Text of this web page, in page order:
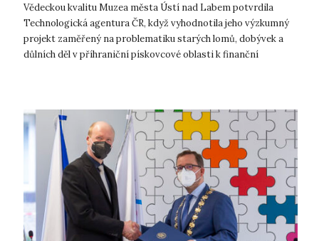
Vědeckou kvalitu Muzea města Ústí nad Labem potvrdila
Technologická agentura ČR, když vyhodnotila jeho výzkumný
projekt zaměřený na problematiku starých lomů, dobývek a
důlních děl v příhraniční pískovcové oblasti k finanční